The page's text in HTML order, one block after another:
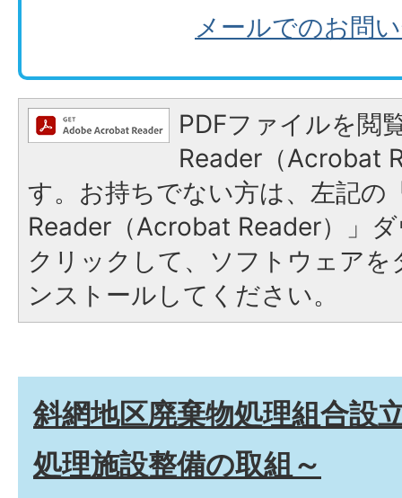
メールでのお問
PDFファイルを閲
Reader（Acrobat
す。お持ちでない方は、左記の
Reader（Acrobat Reader）」
クリックして、ソフトウェア
ンストールしてください。
斜網地区廃棄物処理組合設
処理施設整備の取組～